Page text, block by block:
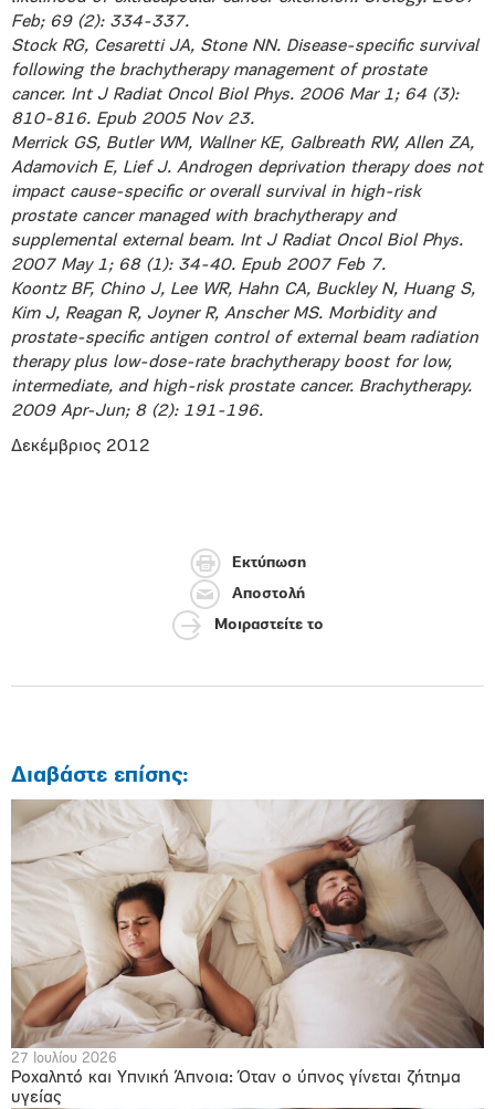
Feb; 69 (2): 334-337.
Stock RG, Cesaretti JA, Stone NN. Disease-specific survival
following the brachytherapy management of prostate
cancer. Int J Radiat Oncol Biol Phys. 2006 Mar 1; 64 (3):
810-816. Epub 2005 Nov 23.
Merrick GS, Butler WM, Wallner KE, Galbreath RW, Allen ZA,
Adamovich E, Lief J. Androgen deprivation therapy does not
impact cause-specific or overall survival in high-risk
prostate cancer managed with brachytherapy and
supplemental external beam. Int J Radiat Oncol Biol Phys.
2007 May 1; 68 (1): 34-40. Epub 2007 Feb 7.
Koontz BF, Chino J, Lee WR, Hahn CA, Buckley N, Huang S,
Kim J, Reagan R, Joyner R, Anscher MS. Morbidity and
prostate-specific antigen control of external beam radiation
therapy plus low-dose-rate brachytherapy boost for low,
intermediate, and high-risk prostate cancer. Brachytherapy.
2009 Apr-Jun; 8 (2): 191-196.
Δεκέμβριος 2012
Εκτύπωση
Αποστολή
Μοιραστείτε το
Διαβάστε επίσης:
27 Ιουλίου 2026
Ροχαλητό και Υπνική Άπνοια: Όταν ο ύπνος γίνεται ζήτημα
υγείας